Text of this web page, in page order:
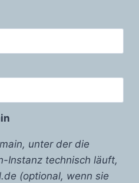
unter der die
Instanz technisch läuft,
(optional, wenn sie